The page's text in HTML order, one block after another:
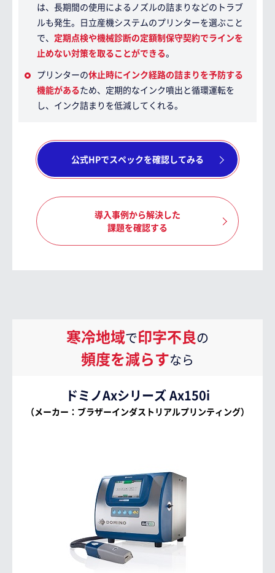
は、長期間の使用によるノズルの詰まりなどのトラブ
ルも発生。日立産機システムのプリンターを選ぶこと
で、 定期点検や機械診断の定額制保守契約でラインを
止めない対策を取ることができる。
プリンターの休止時にインク経路の詰まりを予防する
機能があるため、定期的なインク噴出と循環運転を
し、インク詰まりを低減してくれる。
公式HPでスペックを確認してみる
導入事例から解決した
課題を確認する
寒冷地域で印字不良の
頻度を減らすなら
ドミノAxシリーズ Ax150i
（メーカー：ブラザーインダストリアルプリンティング）